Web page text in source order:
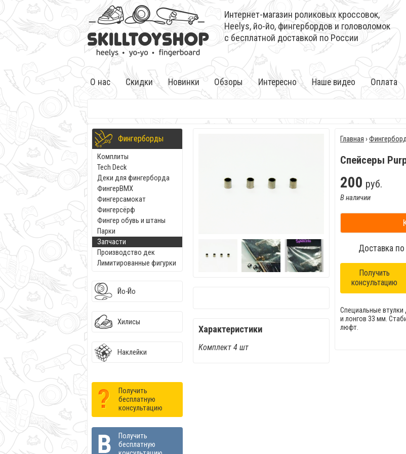
Интернет-магазин роликовых кроссовок,
Heelys, йо-йо, фингербордов и головоломок
с бесплатной доставкой по России
О нас Скидки Новинки Обзоры Интересно Наше видео Оплата
Фингерборды
Комплиты
Tech Deck
Деки для фингерборда
ФингерBMX
Фингерсамокат
Фингерсёрф
Фингер обувь и штаны
Парки
Запчасти
Производство дек
Лимитированные фигурки
Йо-Йо
Хилисы
Наклейки
Получить
бесплатную
консультацию
Получить
бесплатную
Характеристики
Комплект 4 шт
Главная ›
Спейсеры
200 руб.
В наличии
Доставка
Получить
консультацию
Специальные втулки
и лонгов 33 мм.
люфт.